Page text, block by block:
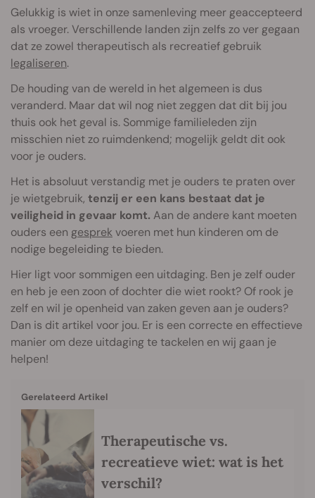
Gelukkig is wiet in onze samenleving meer geaccepteerd
als vroeger. Verschillende landen zijn zelfs zo ver gegaan
dat ze zowel therapeutisch als recreatief gebruik
legaliseren.
De houding van de wereld in het algemeen is dus
veranderd. Maar dat wil nog niet zeggen dat dit bij jou
thuis ook het geval is. Sommige familieleden zijn
misschien niet zo ruimdenkend; mogelijk geldt dit ook
voor je ouders.
Het is absoluut verstandig met je ouders te praten over
je wietgebruik, tenzij er een kans bestaat dat je
veiligheid in gevaar komt. Aan de andere kant moeten
ouders een gesprekvoeren met hun kinderen om de
nodige begeleiding te bieden.
Hier ligt voor sommigen een uitdaging. Ben je zelf ouder
en heb je een zoon of dochter die wiet rookt? Of rook je
zelf en wil je openheid van zaken geven aan je ouders?
Dan is dit artikel voor jou. Er is een correcte en effectieve
manier om deze uitdaging te tackelen en wij gaan je
helpen!
Gerelateerd Artikel
Therapeutische vs.
recreatieve wiet: wat is het
verschil?